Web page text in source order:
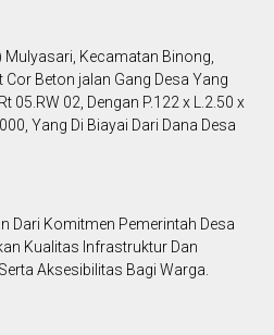
Mulyasari, Kecamatan Binong,
Beton jalan Gang Desa Yang
05.RW 02, Dengan P.122 x L.2.50 x
Yang Di Biayai Dari Dana Desa
Dari Komitmen Pemerintah Desa
Kualitas Infrastruktur Dan
Aksesibilitas Bagi Warga.